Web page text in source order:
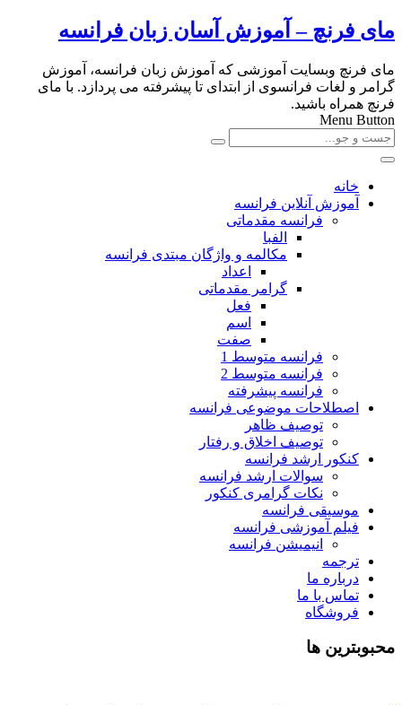
مای فرنچ – آموزش آسان زبان فرانسه
مای فرنچ وبسایت آموزشی که آموزش زبان فرانسه، آموزش
گرامر و لغات فرانسوی از ابتدای تا پیشرفته می پردازد. با مای
فرنچ همراه باشید.
Menu Button
خانه
آموزش آنلاین فرانسه
فرانسه مقدماتی
الفبا
مکالمه و واژگان مبتدی فرانسه
اعداد
گرامر مقدماتی
فعل
اسم
صفت
فرانسه متوسط 1
فرانسه متوسط 2
فرانسه پیشرفته
اصطلاحات موضوعی فرانسه
توصیف ظاهر
توصیف اخلاق و رفتار
کنکور ارشد فرانسه
سوالات ارشد فرانسه
نکات گرامری کنکور
موسیقی فرانسه
فیلم آموزشی فرانسه
انیمیشن فرانسه
ترجمه
درباره ما
تماس با ما
فروشگاه
محبوبترین ها